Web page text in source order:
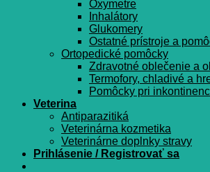
Oxymetre
Inhalátory
Glukomery
Ostatné prístroje a
Ortopedické pomôcky
Zdravotné oblečenie a
Termofory, chladivé a
Pomôcky pri
Veterina
Antiparazitiká
Veterinárna kozmetika
Veterinárne doplnky stravy
Prihlásenie / Registrovať sa